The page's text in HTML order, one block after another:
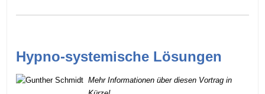
Hypno-systemische Lösungen
Mehr Informationen über diesen Vortrag in